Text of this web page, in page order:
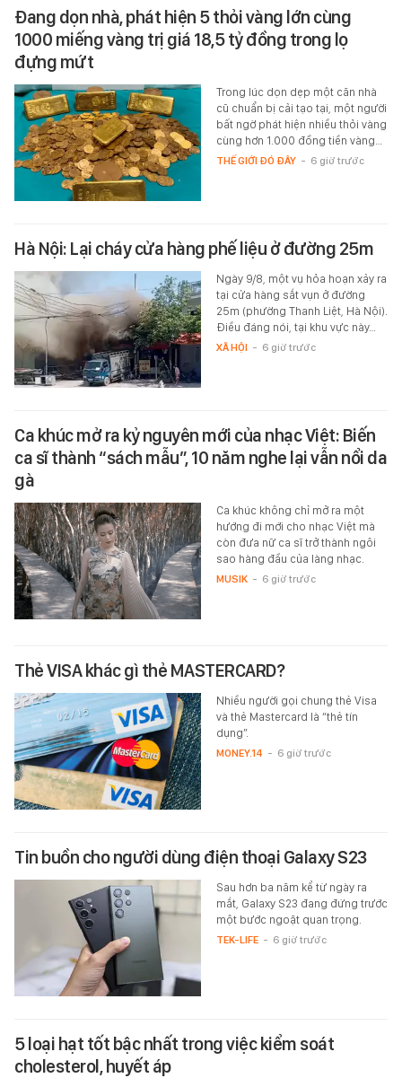
Đang dọn nhà, phát hiện 5 thỏi vàng lớn cùng
1000 miếng vàng trị giá 18,5 tỷ đồng trong lọ
đựng mứt
Trong lúc dọn dẹp một căn nhà
cũ chuẩn bị cải tạo tại, một người
bất ngờ phát hiện nhiều thỏi vàng
cùng hơn 1.000 đồng tiền vàng…
THẾ GIỚI ĐÓ ĐÂY - 6 giờ trước
Hà Nội: Lại cháy cửa hàng phế liệu ở đường 25m
Ngày 9/8, một vụ hỏa hoạn xảy ra
tại cửa hàng sắt vụn ở đường
25m (phường Thanh Liệt, Hà Nội).
Điều đáng nói, tại khu vực này…
XÃ HỘI - 6 giờ trước
Ca khúc mở ra kỷ nguyên mới của nhạc Việt: Biến
ca sĩ thành “sách mẫu”, 10 năm nghe lại vẫn nổi da
gà
Ca khúc không chỉ mở ra một
hướng đi mới cho nhạc Việt mà
còn đưa nữ ca sĩ trở thành ngôi
sao hàng đầu của làng nhạc.
MUSIK - 6 giờ trước
Thẻ VISA khác gì thẻ MASTERCARD?
Nhiều người gọi chung thẻ Visa
và thẻ Mastercard là “thẻ tín
dụng”.
MONEY.14 - 6 giờ trước
Tin buồn cho người dùng điện thoại Galaxy S23
Sau hơn ba năm kể từ ngày ra
mắt, Galaxy S23 đang đứng trước
một bước ngoặt quan trọng.
TEK-LIFE - 6 giờ trước
5 loại hạt tốt bậc nhất trong việc kiểm soát
cholesterol, huyết áp